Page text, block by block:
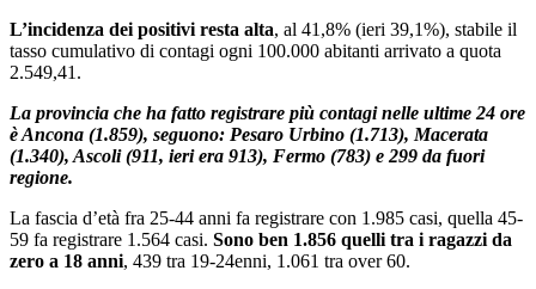
L’incidenza dei positivi resta alta, al 41,8% (ieri 39,1%), stabile il
tasso cumulativo di contagi ogni 100.000 abitanti arrivato a quota
2.549,41.
La provincia che ha fatto registrare più contagi nelle ultime 24 ore
è Ancona (1.859), seguono: Pesaro Urbino (1.713), Macerata
(1.340), Ascoli (911, ieri era 913), Fermo (783) e 299 da fuori
regione.
La fascia d’età fra 25-44 anni fa registrare con 1.985 casi, quella 45-
59 fa registrare 1.564 casi. Sono ben 1.856 quelli tra i ragazzi da
zero a 18 anni, 439 tra 19-24enni, 1.061 tra over 60.